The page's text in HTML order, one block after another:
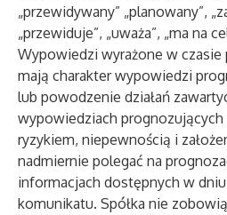
„przewidywany” „planowany”,
„przewiduje”, „uważa”, „ma na
Wypowiedzi wyrażone w czasie
mają charakter wypowiedzi
lub powodzenie działań
wypowiedziach prognozujących
ryzykiem, niepewnością i
nadmiernie polegać na
informacjach dostępnych w
komunikatu. Spółka nie